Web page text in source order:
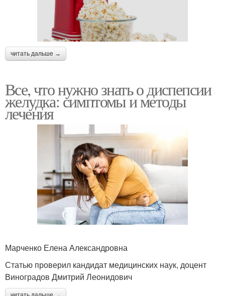
читать дальше →
Все, что нужно знать о диспепсии
желудка: симптомы и методы
лечения
Марченко Елена Александровна
Статью проверил кандидат медицинских наук, доцент
Виноградов Дмитрий Леонидович